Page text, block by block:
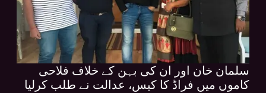
سلمان خان اور ان کی بہن کے خلاف فلاحی
کاموں میں فراڈ کا کیس، عدالت نے طلب کرلیا